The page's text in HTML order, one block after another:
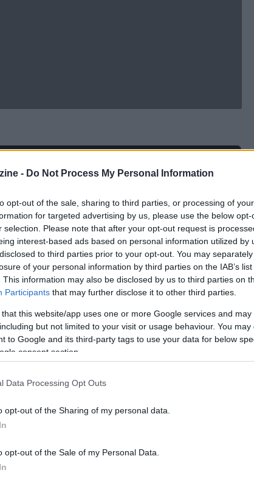
- Do Not Process My Personal Information
opt-out of the sale, sharing to third parties, or processing of
for targeted advertising by us, please use the below
selection. Please note that after your opt-out request is
interest-based ads based on personal information utilized by
to third parties prior to your opt-out. You may
of your personal information by third parties on the IAB’s
This information may also be disclosed by us to third parties on
Participants that may further disclose it to other third parties.
that this website/app uses one or more Google services and
but not limited to your visit or usage behaviour. You
to Google and its third-party tags to use your data for below
consent section.
Data Processing Opt Outs
opt-out of the Sharing of my personal data.
opt-out of the Sale of my Personal Data.
POWERED BY AdhubMedia
del suo consiglio di amministrazione, con
presidente eAgostino Scornajenchicome
sono state comunicate dall’agenzia
un notevole interesse nel panorama